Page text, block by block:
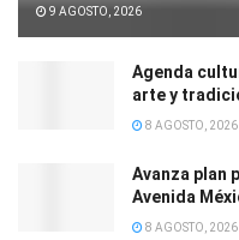
9 AGOSTO, 2026
Agenda
arte y
8 AGOSTO, 2026
Avanza plan
Avenida
8 AGOSTO, 2026